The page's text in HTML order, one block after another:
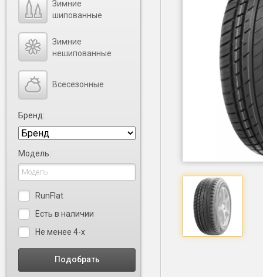
Зимние
шипованные
Зимние
нешипованные
Всесезонные
Бренд:
Модель:
RunFlat
Есть в наличии
Не менее 4-х